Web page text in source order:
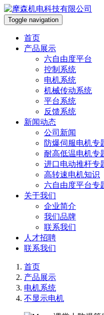
Toggle navigation
首页
产品展示
六自由度平台
控制系统
电机系统
机械传动系统
平台系统
反馈系统
新闻动态
公司新闻
防爆伺服电机专
耐高低温电机专
进口电动推杆专
高转速电机知识
六自由度平台专
关于我们
企业简介
我们品牌
联系我们
人才招聘
联系我们
首页
产品展示
电机系统
不显示电机